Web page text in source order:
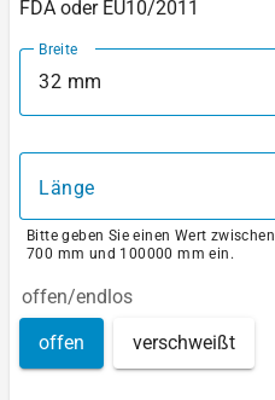
FDA oder EU10/2011
Breite
32 mm
Länge
Bitte geben Sie einen Wert zwischen
700 mm und 100000 mm ein.
offen/endlos
offen verschweißt